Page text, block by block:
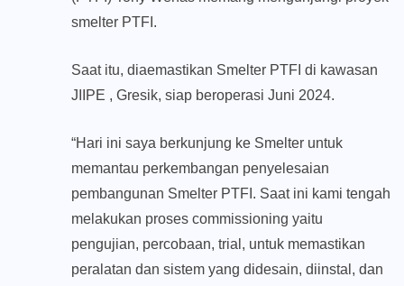
smelter PTFI.
Saat itu, diaemastikan Smelter PTFI di kawasan
JIIPE , Gresik, siap beroperasi Juni 2024.
“Hari ini saya berkunjung ke Smelter untuk
memantau perkembangan penyelesaian
pembangunan Smelter PTFI. Saat ini kami tengah
melakukan proses commissioning yaitu
pengujian, percobaan, trial, untuk memastikan
peralatan dan sistem yang didesain, diinstal, dan